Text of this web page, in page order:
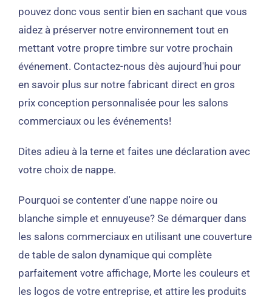
pouvez donc vous sentir bien en sachant que vous
aidez à préserver notre environnement tout en
mettant votre propre timbre sur votre prochain
événement. Contactez-nous dès aujourd'hui pour
en savoir plus sur notre fabricant direct en gros
prix conception personnalisée pour les salons
commerciaux ou les événements!
Dites adieu à la terne et faites une déclaration avec
votre choix de nappe.
Pourquoi se contenter d'une nappe noire ou
blanche simple et ennuyeuse? Se démarquer dans
les salons commerciaux en utilisant une couverture
de table de salon dynamique qui complète
parfaitement votre affichage, Morte les couleurs et
les logos de votre entreprise, et attire les produits